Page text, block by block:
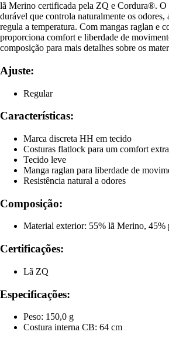
lã Merino certificada pela ZQ e Cordura®. O
durável que controla naturalmente os odores,
regula a temperatura. Com mangas raglan e
proporciona comfort e liberdade de
composição para mais detalhes sobre os
Ajuste:
Regular
Características:
Marca discreta HH em tecido
Costuras flatlock para um comfort extra
Tecido leve
Manga raglan para liberdade de
Resistência natural a odores
Composição:
Material exterior: 55% lã Merino, 45%
Certificações:
Lã ZQ
Especificações:
Peso: 150,0 g
Costura interna CB: 64 cm